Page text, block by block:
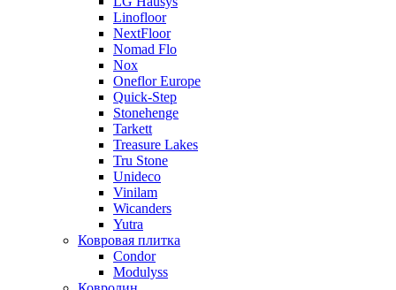
Linofloor
NextFloor
Nomad Flo
Nox
Oneflor Europe
Quick-Step
Stonehenge
Tarkett
Treasure Lakes
Tru Stone
Unideco
Vinilam
Wicanders
Yutra
Ковровая плитка
Condor
Modulyss